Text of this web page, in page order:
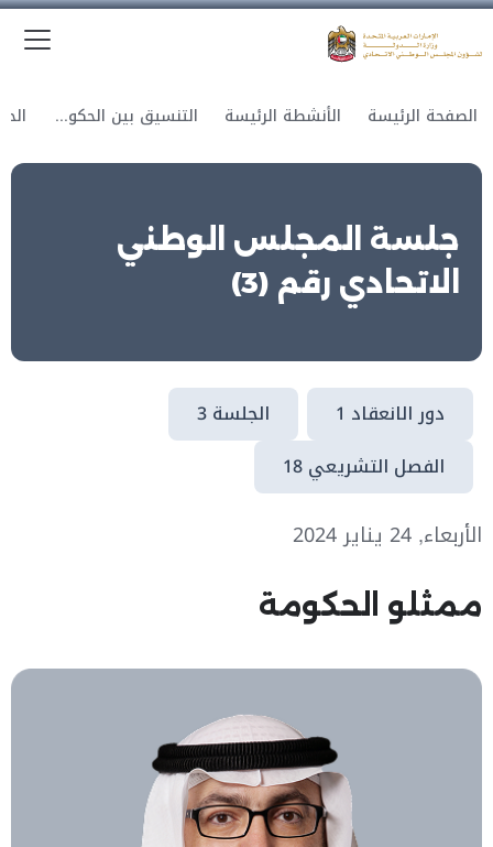
الصفحة الرئيسة الأنشطة الرئيسة التنسيق بين الحكومة والمجلس
جلسة المجلس الوطني
الاتحادي رقم (3)
دور الانعقاد 1
الجلسة 3
الفصل التشريعي 18
الأربعاء, 24 يناير 2024
ممثلو الحكومة